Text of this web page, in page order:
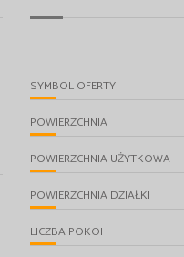
SYMBOL OFERTY
POWIERZCHNIA
POWIERZCHNIA UŻYTKOWA
POWIERZCHNIA DZIAŁKI
LICZBA POKOI